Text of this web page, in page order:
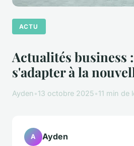
ACTU
Actualités business
s'adapter à la
Ayden •13 octobre 2025•11 min de
A Ayden